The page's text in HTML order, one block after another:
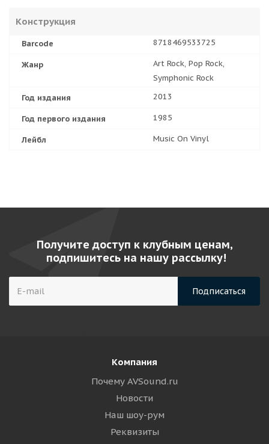
Конструкция
Barcode 8718469533725
Жанр
Art Rock, Pop Rock,
Symphonic Rock
Год издания
2013
Год первого издания 1985
Лейбл Music On Vinyl
Получите доступ к клубным ценам,
подпишитесь на нашу рассылку!
Компания
Почему AVSound.ru
Новости
Наш шоу-рум
Реквизиты